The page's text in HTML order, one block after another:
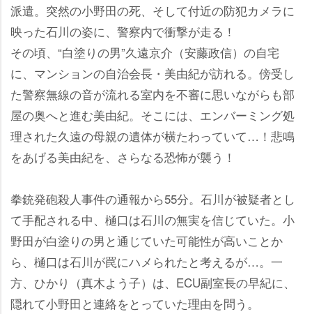
派遣。突然の小野田の死、そして付近の防犯カメラに
映った石川の姿に、警察内で衝撃が走る！
その頃、“白塗りの男”久遠京介（安藤政信）の自宅
に、マンションの自治会長・美由紀が訪れる。傍受し
た警察無線の音が流れる室内を不審に思いながらも部
屋の奥へと進む美由紀。そこには、エンバーミング処
理された久遠の母親の遺体が横たわっていて…！悲鳴
をあげる美由紀を、さらなる恐怖が襲う！
拳銃発砲殺人事件の通報から55分。石川が被疑者とし
て手配される中、樋口は石川の無実を信じていた。小
野田が白塗りの男と通じていた可能性が高いことか
ら、樋口は石川が罠にハメられたと考えるが…。一
方、ひかり（真木よう子）は、ECU副室長の早紀に、
隠れて小野田と連絡をとっていた理由を問う。